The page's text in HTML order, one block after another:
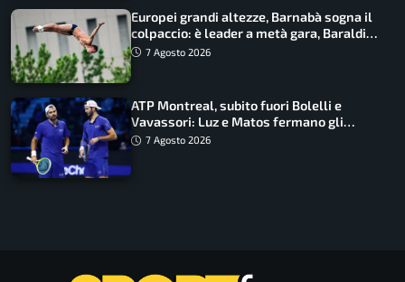
Europei grandi altezze, Barnabà sogna il
colpaccio: è leader a metà gara, Baraldi
ancora in corsa
7 Agosto 2026
ATP Montreal, subito fuori Bolelli e
Vavassori: Luz e Matos fermano gli
azzurri
7 Agosto 2026